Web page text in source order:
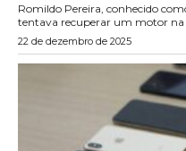
Romildo Pereira, conhecido
tentava recuperar um motor
22 de dezembro de 2025